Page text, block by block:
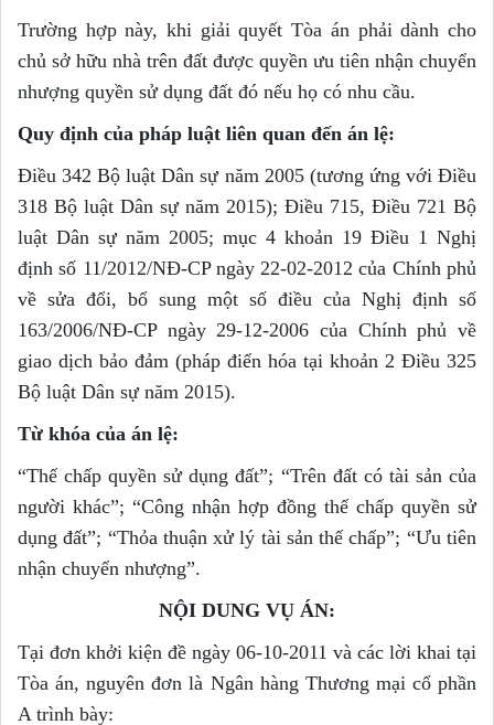
Trường hợp này, khi giải quyết Tòa án phải dành cho
chủ sở hữu nhà trên đất được quyền ưu tiên nhận chuyển
nhượng quyền sử dụng đất đó nếu họ có nhu cầu.
Quy định của pháp luật liên quan đến án lệ:
Điều 342 Bộ luật Dân sự năm 2005 (tương ứng với Điều
318 Bộ luật Dân sự năm 2015); Điều 715, Điều 721 Bộ
luật Dân sự năm 2005; mục 4 khoản 19 Điều 1 Nghị
định số 11/2012/NĐ-CP ngày 22-02-2012 của Chính phủ
về sửa đổi, bổ sung một số điều của Nghị định số
163/2006/NĐ-CP ngày 29-12-2006 của Chính phủ về
giao dịch bảo đảm (pháp điển hóa tại khoản 2 Điều 325
Bộ luật Dân sự năm 2015).
Từ khóa của án lệ:
“Thế chấp quyền sử dụng đất”; “Trên đất có tài sản của
người khác”; “Công nhận hợp đồng thế chấp quyền sử
dụng đất”; “Thỏa thuận xử lý tài sản thế chấp”; “Ưu tiên
nhận chuyển nhượng”.
NỘI DUNG VỤ ÁN:
Tại đơn khởi kiện đề ngày 06-10-2011 và các lời khai tại
Tòa án, nguyên đơn là Ngân hàng Thương mại cổ phần
A trình bày: